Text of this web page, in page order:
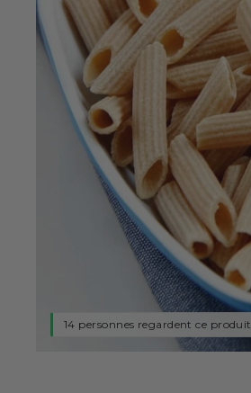
14 personnes regardent ce produit